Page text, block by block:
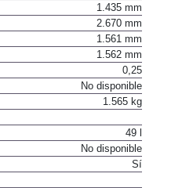
1.435 mm
2.670 mm
1.561 mm
1.562 mm
0,25
No disponible
1.565 kg
49 l
No disponible
Sí